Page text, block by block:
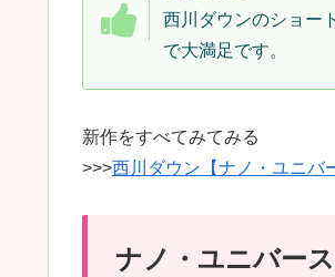
西川ダウンのショー
で大満足です。
新作をすべてみてみる
>>>西川ダウン【ナノ・ユニバ
ナノ・ユニバー